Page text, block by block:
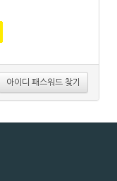
아이디 패스워드 찾기